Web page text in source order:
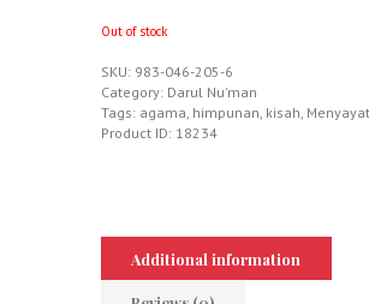
Out of stock
SKU: 983-046-205-6
Category: Darul Nu'man
Tags: agama, himpunan, kisah,
Product ID: 18234
Additional information